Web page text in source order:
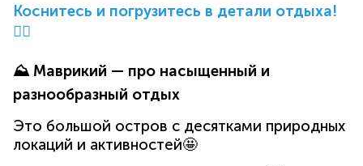
Коснитесь и погрузитесь в детали отдыха!
👈🏻
⛰ Маврикий — про насыщенный и
разнообразный отдых
Это большой остров с десятками природных
локаций и активностей🤩